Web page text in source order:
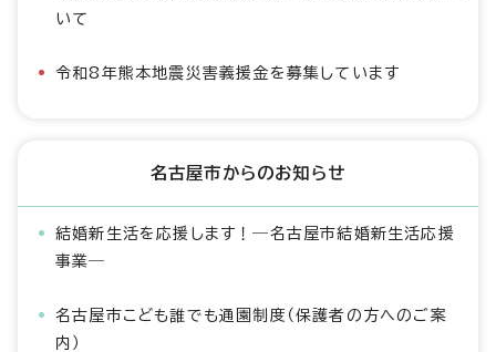
いて
令和8年熊本地震災害義援金を募集しています
名古屋市からのお知らせ
結婚新生活を応援します！―名古屋市結婚新生活応援
事業―
名古屋市こども誰でも通園制度（保護者の方へのご案
内）